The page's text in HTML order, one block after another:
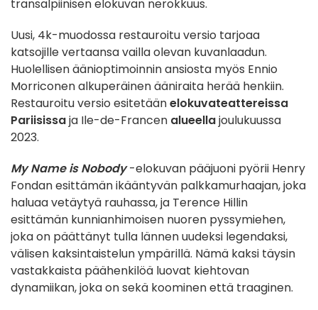
transalpiinisen elokuvan nerokkuus.
Uusi, 4k-muodossa restauroitu versio tarjoaa
katsojille vertaansa vailla olevan kuvanlaadun.
Huolellisen äänioptimoinnin ansiosta myös Ennio
Morriconen alkuperäinen ääniraita herää henkiin.
Restauroitu versio esitetäänelokuvateattereissa
Pariisissaja Ile-de-Francen alueellajoulukuussa
2023.
My Name is Nobody-elokuvan pääjuoni pyörii Henry
Fondan esittämän ikääntyvän palkkamurhaajan, joka
haluaa vetäytyä rauhassa, ja Terence Hillin
esittämän kunnianhimoisen nuoren pyssymiehen,
joka on päättänyt tulla lännen uudeksi legendaksi,
välisen kaksintaistelun ympärillä. Nämä kaksi täysin
vastakkaista päähenkilöä luovat kiehtovan
dynamiikan, joka on sekä koominen että traaginen.